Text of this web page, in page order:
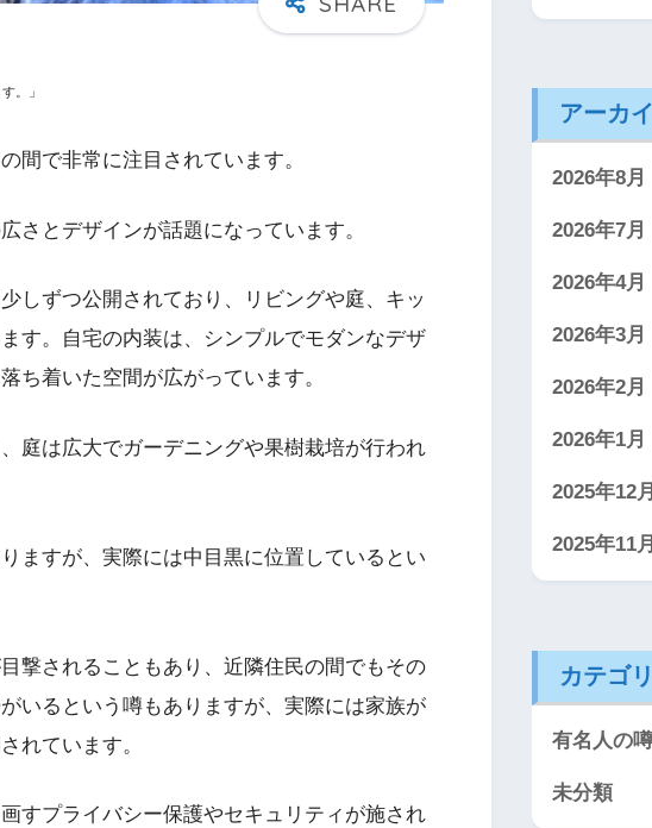
。」
間で非常に注目されています。
さとデザインが話題になっています。
しずつ公開されており、リビングや庭、キッ
す。自宅の内装は、シンプルでモダンなデザ
ち着いた空間が広がっています。
庭は広大でガーデニングや果樹栽培が行われ
ますが、実際には中目黒に位置しているとい
撃されることもあり、近隣住民の間でもその
いるという噂もありますが、実際には家族が
れています。
すプライバシー保護やセキュリティが施され
アーカ
2026年8月
2026年7月
2026年4月
2026年3月
2026年2月
2026年1月
2025年12月
2025年11月
カテゴ
有名人の
未分類